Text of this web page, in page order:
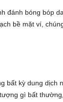
đánh bóng bóp
bề mặt ví,
bất kỳ dung dịch
gì bất